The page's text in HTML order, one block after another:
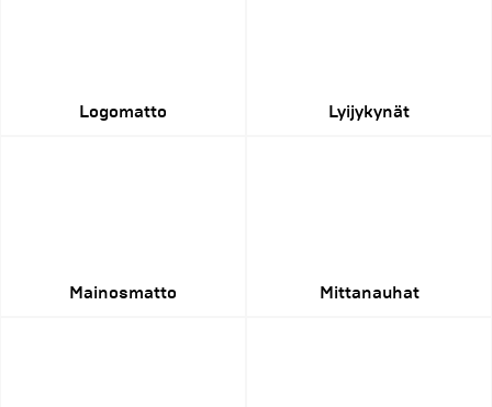
Logomatto Lyijykynät
Mainosmatto Mittanauhat